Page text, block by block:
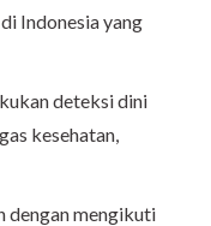
Indonesia yang
deteksi dini
kesehatan,
dengan mengikuti